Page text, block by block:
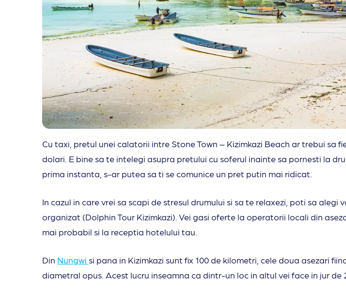
Cu taxi, pretul unei calatorii intre Stone Town – Kizimkazi Beach ar trebui sa
dolari. E bine sa te intelegi asupra pretului cu soferul inainte sa pornesti la
prima instanta, s-ar putea sa ti se comunice un pret putin mai ridicat.
In cazul in care vrei sa scapi de stresul drumului si sa te relaxezi, poti sa alegi
organizat (Dolphin Tour Kizimkazi). Vei gasi oferte la operatorii locali din
mai probabil si la receptia hotelului tau.
Din Nungwi si pana in Kizimkazi sunt fix 100 de kilometri, cele doua asezari
diametral opus. Acest lucru inseamna ca dintr-un loc in altul vei face in jur de